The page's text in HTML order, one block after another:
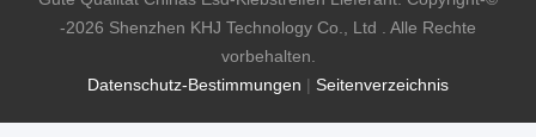
Datenschutz-Bestimmungen | Seitenverzeichnis
-2026 Shenzhen KHJ Technology Co., Ltd . Alle Rechte
vorbehalten.